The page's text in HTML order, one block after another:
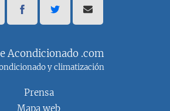
Acondicionado .com
y climatización
Prensa
Mapa web